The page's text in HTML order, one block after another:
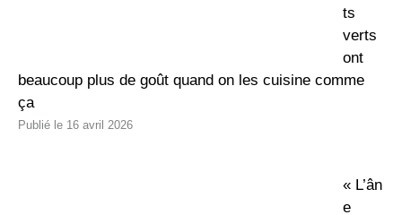
ts
verts
ont
beaucoup plus de goût quand on les cuisine comme
ça
16 avril 2026
« L’ân
e